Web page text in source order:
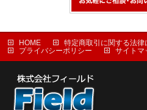
HOME
特定商取引に関する法律
プライバシーポリシー
サイトマ